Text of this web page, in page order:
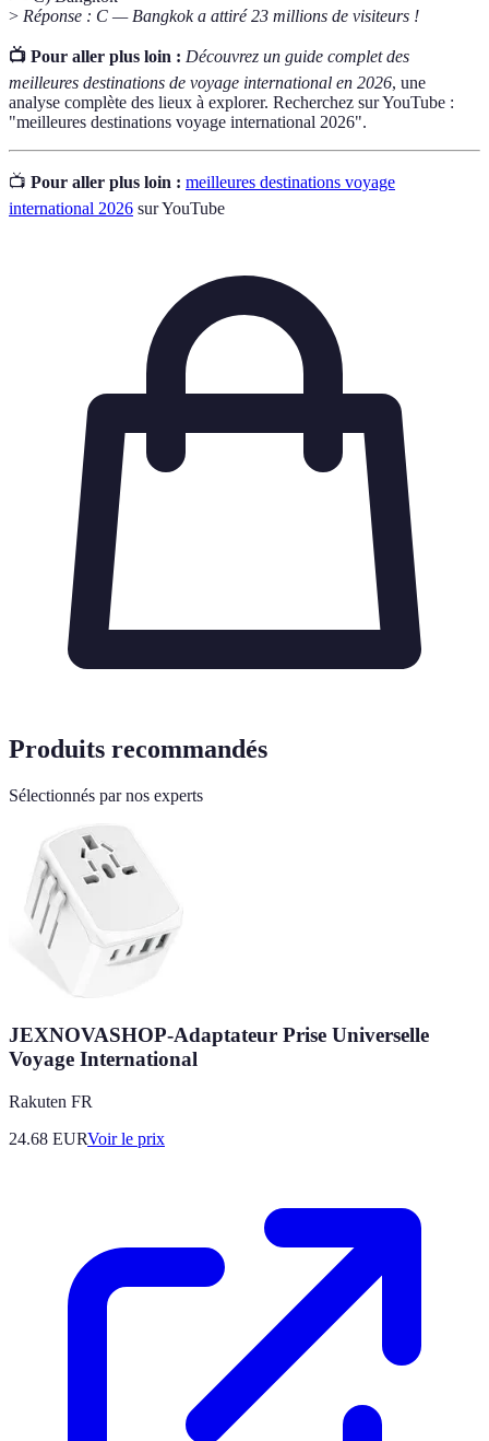
> Réponse : C — Bangkok a attiré 23 millions de visiteurs !
📺 Pour aller plus loin : Découvrez un guide complet des
meilleures destinations de voyage international en 2026, une
analyse complète des lieux à explorer. Recherchez sur YouTube :
"meilleures destinations voyage international 2026".
📺 Pour aller plus loin : meilleures destinations voyage
international 2026 sur YouTube
Produits recommandés
Sélectionnés par nos experts
JEXNOVASHOP-Adaptateur Prise Universelle
Voyage International
Rakuten FR
24.68 EURVoir le prix